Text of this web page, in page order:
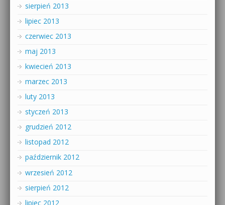
sierpień 2013
lipiec 2013
czerwiec 2013
maj 2013
kwiecień 2013
marzec 2013
luty 2013
styczeń 2013
grudzień 2012
listopad 2012
październik 2012
wrzesień 2012
sierpień 2012
lipiec 2012